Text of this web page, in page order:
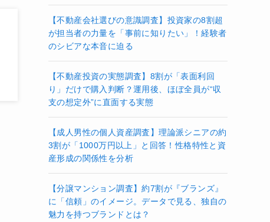
【不動産会社選びの意識調査】投資家の8割超
が担当者の力量を「事前に知りたい」！経験者
のシビアな本音に迫る
【不動産投資の実態調査】8割が「表面利回
り」だけで購入判断？運用後、ほぼ全員が“収
支の想定外”に直面する実態
【成人男性の個人資産調査】理論派シニアの約
3割が「1000万円以上」と回答！性格特性と資
産形成の関係性を分析
【分譲マンション調査】約7割が『ブランズ』
に「信頼」のイメージ。データで見る、独自の
魅力を持つブランドとは？